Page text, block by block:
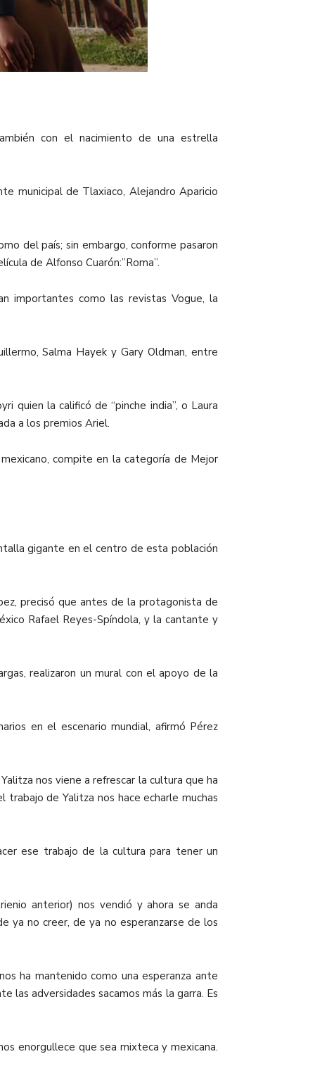
con el nacimiento de una estrella
municipal de Tlaxiaco, Alejandro Aparicio
del país; sin embargo, conforme pasaron
de Alfonso Cuarón:”Roma”.
importantes como las revistas Vogue, la
Salma Hayek y Gary Oldman, entre
quien la calificó de “pinche india”, o Laura
a los premios Ariel.
compite en la categoría de Mejor
gigante en el centro de esta población
precisó que antes de la protagonista de
Rafael Reyes-Spíndola, y la cantante y
realizaron un mural con el apoyo de la
en el escenario mundial, afirmó Pérez
nos viene a refrescar la cultura que ha
de Yalitza nos hace echarle muchas
ese trabajo de la cultura para tener un
anterior) nos vendió y ahora se anda
ya no creer, de ya no esperanzarse de los
ha mantenido como una esperanza ante
las adversidades sacamos más la garra. Es
enorgullece que sea mixteca y mexicana.